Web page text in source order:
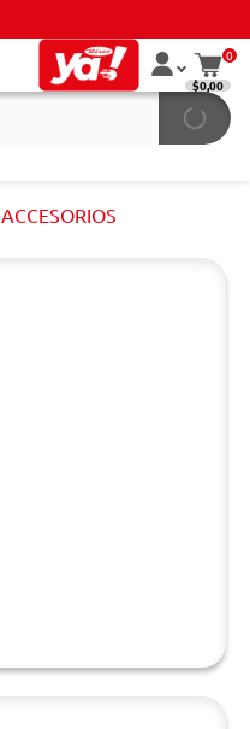
0
$0,00
ACCESORIOS